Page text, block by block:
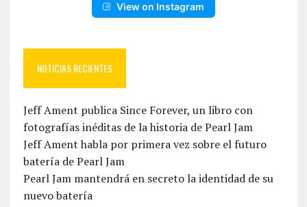
View on Instagram
NOTICIAS RECIENTES
Jeff Ament publica Since Forever, un libro con
fotografías inéditas de la historia de Pearl Jam
Jeff Ament habla por primera vez sobre el futuro
batería de Pearl Jam
Pearl Jam mantendrá en secreto la identidad de su
nuevo batería